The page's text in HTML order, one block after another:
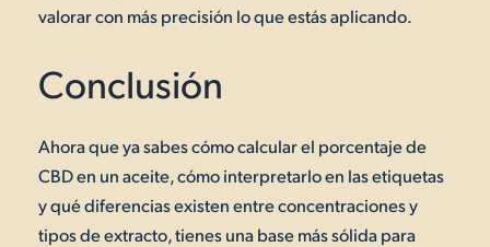
valorar con más precisión lo que estás aplicando.
Conclusión
Ahora que ya sabes cómo calcular el porcentaje de
CBD en un aceite, cómo interpretarlo en las etiquetas
y qué diferencias existen entre concentraciones y
tipos de extracto, tienes una base más sólida para